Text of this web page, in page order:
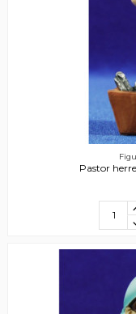
Pastor